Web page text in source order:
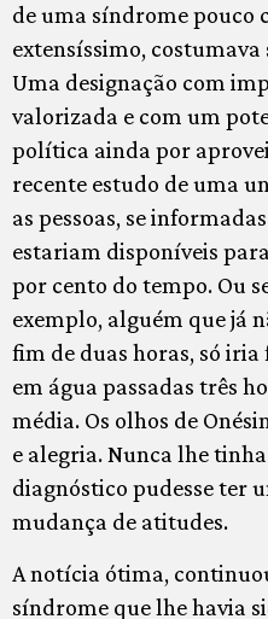
de uma síndrome pouco
extensíssimo,
Uma designação com
valorizada e com um
política ainda por
recente estudo de uma
as pessoas, se
estariam disponíveis
por cento do tempo. Ou
exemplo, alguém que já
fim de duas horas, só
em água passadas três
média. Os olhos de
e alegria. Nunca lhe
diagnóstico pudesse ter
mudança de atitudes.
A notícia ótima,
síndrome que lhe havia